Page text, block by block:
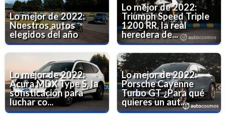
Lo mejor de 2022:
Nuestros autos
elegidos del año
Lo mejor de 2022:
Triumph Speed Triple
1200 RR, la real
heredera de...
Lo mejor de 2022:
Acura MDX Type S, la
sofisticación para
luchar co...
Lo mejor de 2022:
Porsche Cayenne
Turbo GT ¿Para qué
quieres un aut...